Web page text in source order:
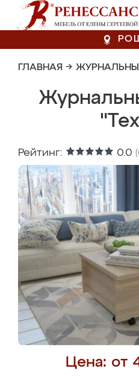
ГЛАВНАЯ →
Рейтинг: 0.0 (
Цена: от